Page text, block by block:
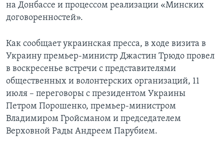
на Донбассе и процессом реализации «Минских
договоренностей».
Как сообщает украинская пресса, в ходе визита в
Украину премьер-министр Джастин Трюдо провел
в воскресенье встречи с представителями
общественных и волонтерских организаций, 11
июля – переговоры с президентом Украины
Петром Порошенко, премьер-министром
Владимиром Гройсманом и председателем
Верховной Рады Андреем Парубием.